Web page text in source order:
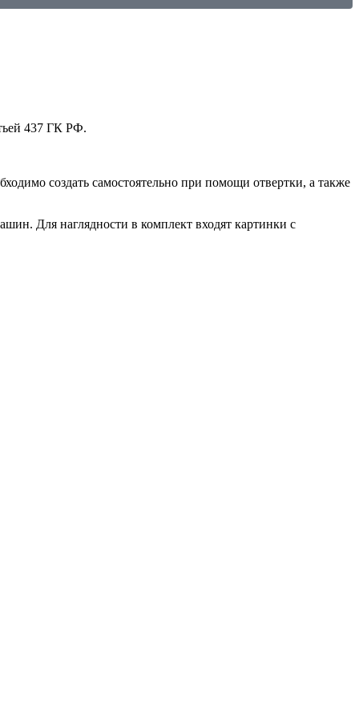
437 ГК РФ.
создать самостоятельно при помощи отвертки, а также
Для наглядности в комплект входят картинки с